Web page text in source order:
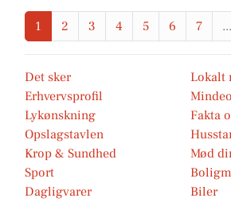
1 2 3 4 5 6 7 ...
Det sker
Lokalt
Erhvervsprofil
Lykønskning
Fakta
Opslagstavlen
Krop & Sundhed
Mød
Sport
Dagligvarer
Biler